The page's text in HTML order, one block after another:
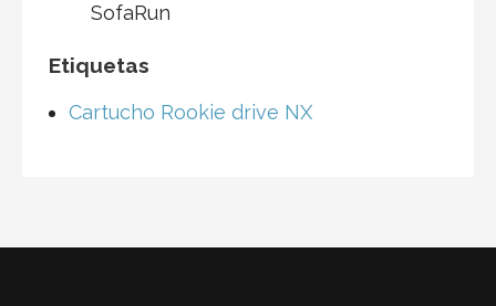
SofaRun
Etiquetas
Cartucho Rookie drive NX